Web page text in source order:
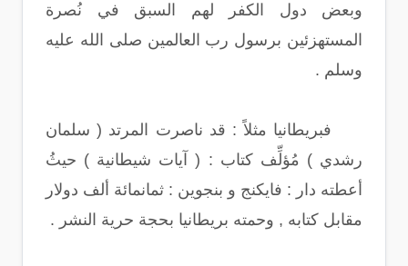
وبعض دول الكفر لهم السبق في نُصرة
المستهزئين برسول رب العالمين صلى الله عليه
وسلم .
فبريطانيا مثلاً : قد ناصرت المرتد ( سلمان
رشدي ) مُؤلِّف كتاب : ( آيات شيطانية ) حيثُ
أعطته دار : فايكنج و بنجوين : ثمانمائة ألف دولار
مقابل كتابه , وحمته بريطانيا بحجة حرية النشر .